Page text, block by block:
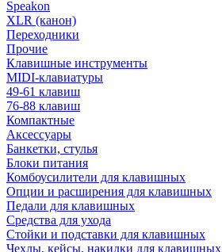
Speakon
XLR (канон)
Переходники
Прочие
Клавишные инструменты
MIDI-клавиатуры
49-61 клавиш
76-88 клавиш
Компактные
Аксессуары
Банкетки, стулья
Блоки питания
Комбоусилители для клавишных
Опции и расширения для клавишных
Педали для клавишных
Средства для ухода
Стойки и подставки для клавишных
Чехлы, кейсы, накидки для клавишных